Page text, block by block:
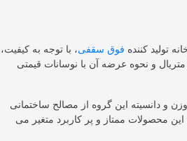
تولید کننده فوق سقفی، با توجه به کیفیت،
متریال و نحوه عرضه آن با نوسانات قیمتی
و دانسیته این گروه از مصالح ساختمانی
محصولات ممتاز و پر کاربرد متغیر می